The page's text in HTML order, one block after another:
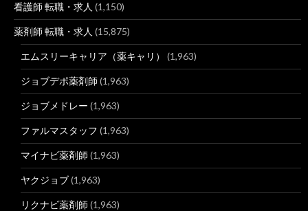
看護師 転職・求人 (1,150)
薬剤師 転職・求人 (15,875)
エムスリーキャリア（薬キャリ） (1,963)
ジョブデポ薬剤師 (1,963)
ジョブメドレー (1,963)
ファルマスタッフ (1,963)
マイナビ薬剤師 (1,963)
ヤクジョブ(1,963)
リクナビ薬剤師 (1,963)